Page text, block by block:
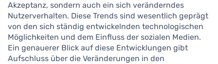
Akzeptanz, sondern auch ein sich veränderndes
Nutzerverhalten. Diese Trends sind wesentlich geprägt
von den sich ständig entwickelnden technologischen
Möglichkeiten und dem Einfluss der sozialen Medien.
Ein genauerer Blick auf diese Entwicklungen gibt
Aufschluss über die Veränderungen in den